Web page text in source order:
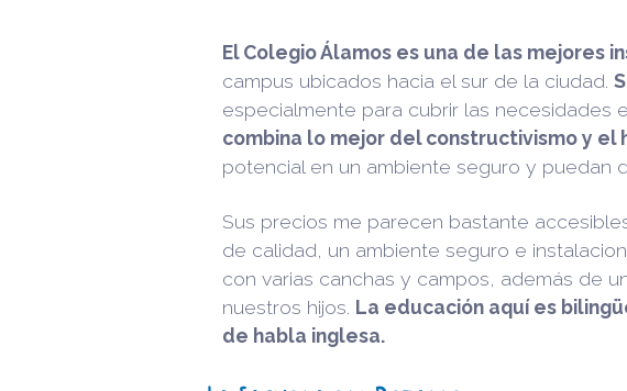
El Colegio Álamos es una de las mejores
campus ubicados hacia el sur de la ciudad.
especialmente para cubrir las necesidades
combina lo mejor del constructivismo y el
potencial en un ambiente seguro y puedan
Sus precios me parecen bastante
de calidad, un ambiente seguro e
con varias canchas y campos, además de
nuestros hijos. La educación aquí es
de habla inglesa.